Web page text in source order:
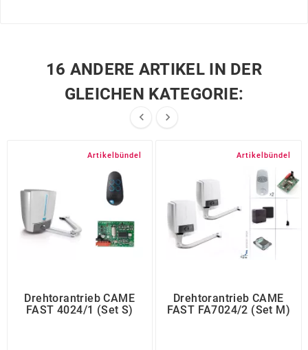
16 ANDERE ARTIKEL IN DER
GLEICHEN KATEGORIE:
 
Artikelbündel
Drehtorantrieb CAME
FAST 4024/1 (Set S)
Artikelbündel
Drehtorantrieb CAME
FAST FA7024/2 (Set M)